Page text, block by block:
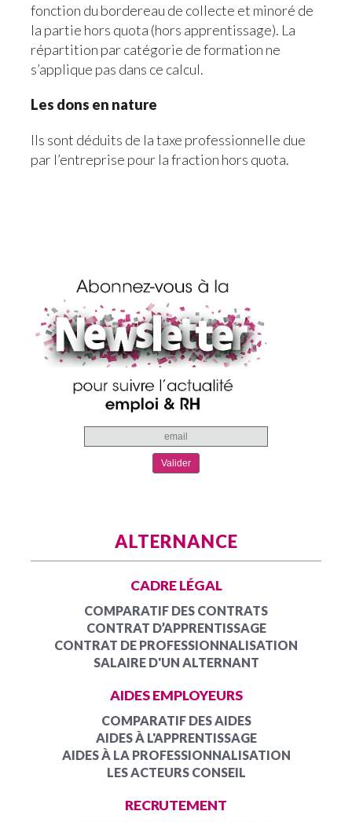
fonction du bordereau de collecte et minoré de
la partie hors quota (hors apprentissage). La
répartition par catégorie de formation ne
s’applique pas dans ce calcul.
Les dons en nature
Ils sont déduits de la taxe professionnelle due
par l’entreprise pour la fraction hors quota.
ALTERNANCE
CADRE LÉGAL
COMPARATIF DES CONTRATS
CONTRAT D’APPRENTISSAGE
CONTRAT DE PROFESSIONNALISATION
SALAIRE D'UN ALTERNANT
AIDES EMPLOYEURS
COMPARATIF DES AIDES
AIDES À L'APPRENTISSAGE
AIDES À LA PROFESSIONNALISATION
LES ACTEURS CONSEIL
RECRUTEMENT